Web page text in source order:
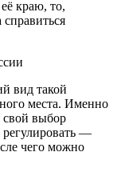
краю, то,
вид такой
места. Именно
свой выбор
—
чего можно